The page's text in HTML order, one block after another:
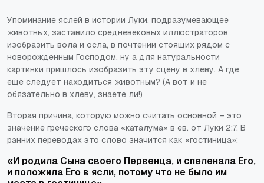
Упоминание яслей в истории Луки, подразумевающее
животных, заставило средневековых иллюстраторов
изобразить вола и осла, в почтении стоящих рядом с
новорожденным Господом, ну а для натуральности
картинки пришлось изобразить эту сцену в хлеву. А где
еще следует находиться животным? (А вот и не
обязательно в хлеву, знаете ли!)
Вторая причина, которую можно считать основной – это
значение греческого слова «каталума» в ев. от Луки 2:7. В
ранних переводах это слово значится как «гостиница»:
«И родила Сына своего Первенца, и спеленала Его,
и положила Его в ясли, потому что не было им